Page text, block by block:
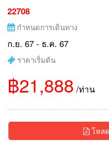
22708
กำหนดการเดินทาง
ก.ย. 67 - ธ.ค. 67
ราคาเริ่มต้น
฿21,888 /ท่าน
โหล